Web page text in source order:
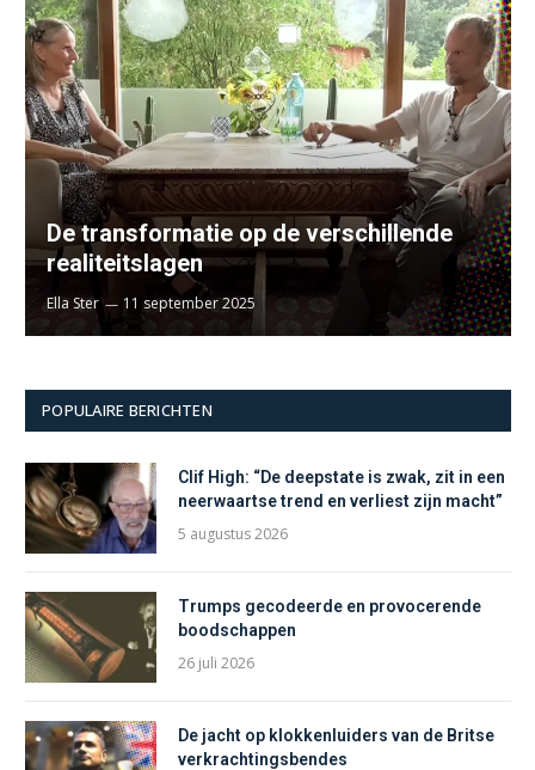
De transformatie op de verschillende
realiteitslagen
Ella Ster 11 september 2025
POPULAIRE BERICHTEN
Clif High: “De deepstate is zwak, zit in een
neerwaartse trend en verliest zijn macht”
5 augustus 2026
Trumps gecodeerde en provocerende
boodschappen
26 juli 2026
De jacht op klokkenluiders van de Britse
verkrachtingsbendes